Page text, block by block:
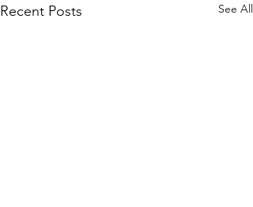
Recent Posts See All